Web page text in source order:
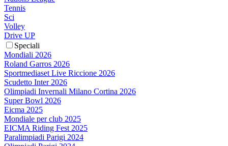
Tennis
Sci
Volley
Drive UP
Speciali
Mondiali 2026
Roland Garros 2026
Sportmediaset Live Riccione 2026
Scudetto Inter 2026
Olimpiadi Invernali Milano Cortina 2026
Super Bowl 2026
Eicma 2025
Mondiale per club 2025
EICMA Riding Fest 2025
Paralimpiadi Parigi 2024